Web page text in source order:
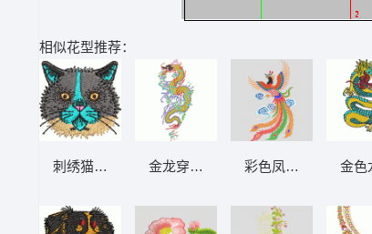
相似花型推荐：
刺绣猫咪头像 金龙穿花图腾 腾云驾雾彩色凤凰飞舞图 凤凰
金色